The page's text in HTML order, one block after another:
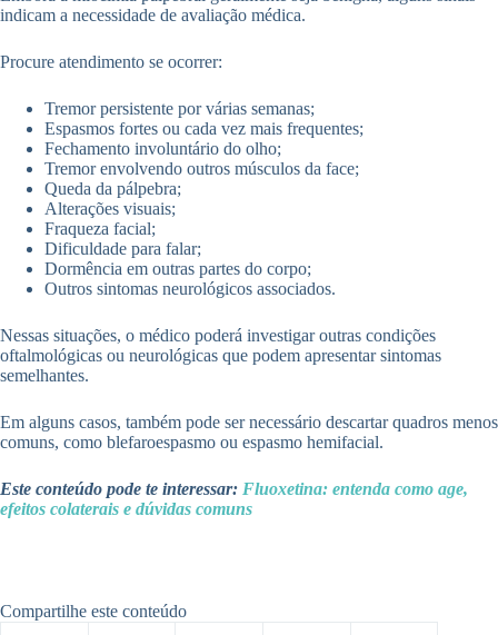
indicam a necessidade de avaliação médica.
Procure atendimento se ocorrer:
Tremor persistente por várias semanas;
Espasmos fortes ou cada vez mais frequentes;
Fechamento involuntário do olho;
Tremor envolvendo outros músculos da face;
Queda da pálpebra;
Alterações visuais;
Fraqueza facial;
Dificuldade para falar;
Dormência em outras partes do corpo;
Outros sintomas neurológicos associados.
Nessas situações, o médico poderá investigar outras condições
oftalmológicas ou neurológicas que podem apresentar sintomas
semelhantes.
Em alguns casos, também pode ser necessário descartar quadros menos
comuns, como blefaroespasmo ou espasmo hemifacial.
Este conteúdo pode te interessar: Fluoxetina: entenda como age,
efeitos colaterais e dúvidas comuns
Compartilhe este conteúdo